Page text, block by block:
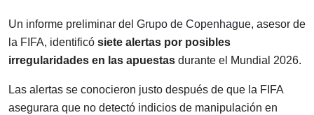
Un informe preliminar del Grupo de Copenhague, asesor de
la FIFA, identificó siete alertas por posibles
irregularidades en las apuestas durante el Mundial 2026.
Las alertas se conocieron justo después de que la FIFA
asegurara que no detectó indicios de manipulación en